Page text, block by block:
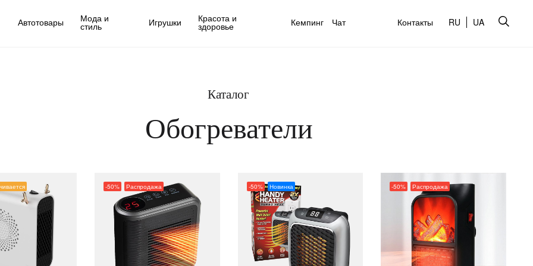
Автотовары Мода и
стиль Игрушки Красота и
здоровье Кемпинг Чат Контакты RU UA
Каталог
Обогреватели
-50% Распродажа -50% Новинка -50% Распродажа